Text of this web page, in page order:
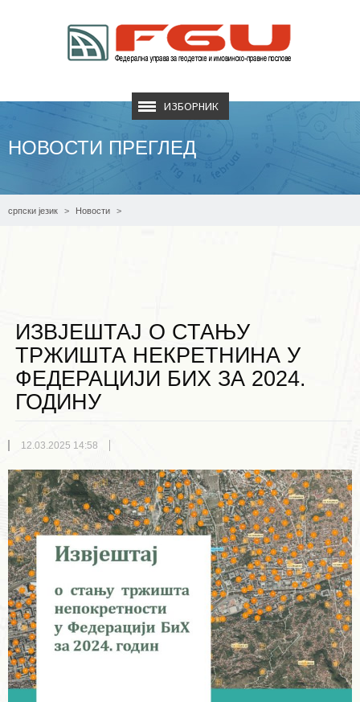
ИЗБОРНИК
НОВОСТИ ПРЕГЛЕД
српски језик Новости
ИЗВЈЕШТАЈ О СТАЊУ
ТРЖИШТА НЕКРЕТНИНА У
ФЕДЕРАЦИЈИ БИХ ЗА 2024.
ГОДИНУ
12.03.2025 14:58